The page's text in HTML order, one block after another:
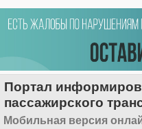
Портал
пассажирского
Мобильная версия